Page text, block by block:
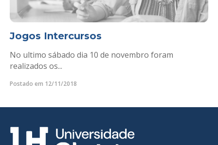
Jogos Intercursos
No ultimo sábado dia 10 de novembro foram
realizados os...
Postado em 12/11/2018